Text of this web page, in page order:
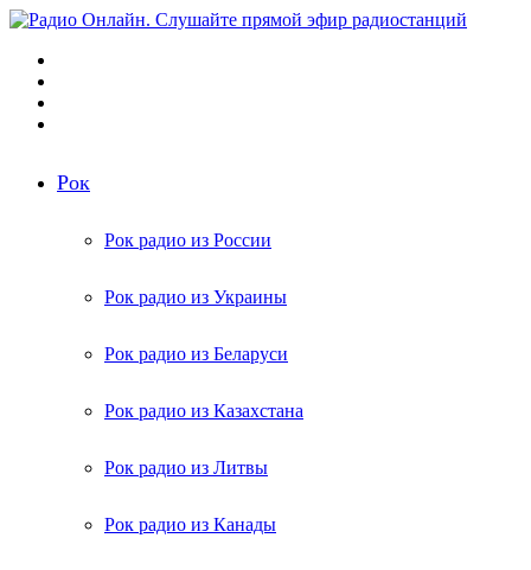
Рок
Рок радио из России
Рок радио из Украины
Рок радио из Беларуси
Рок радио из Казахстана
Рок радио из Литвы
Рок радио из Канады